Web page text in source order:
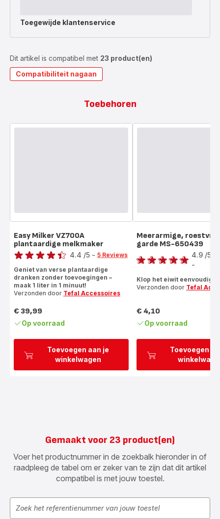
Toegewijde klantenservice
Dit artikel is compatibel met 23 product(en)
Compatibiliteit nagaan
Toebehoren
Toevoegen aan je
winkelwagen
Easy Milker VZ700A
plantaardige melkmaker
Score
4.4 /5 - 5 Reviews
Geniet van verse plantaardige
dranken zonder toevoegingen –
maak 1 liter in 1 minuut!
Verzonden door Tefal Accessoires
Prijs
€ 39,99
Op voorraad
Toevoegen
Meerarmige,
garde MS-650439
Score
4.9 /5
-
Klop het eiwit eenvoudig
Verzonden door Tefal
Prijs
€ 4,10
Op voorraad
Gemaakt voor 23 product(en)
Voer het productnummer in de zoekbalk hieronder in of
raadpleeg de tabel om er zeker van te zijn dat dit artikel
compatibel is met jouw toestel.